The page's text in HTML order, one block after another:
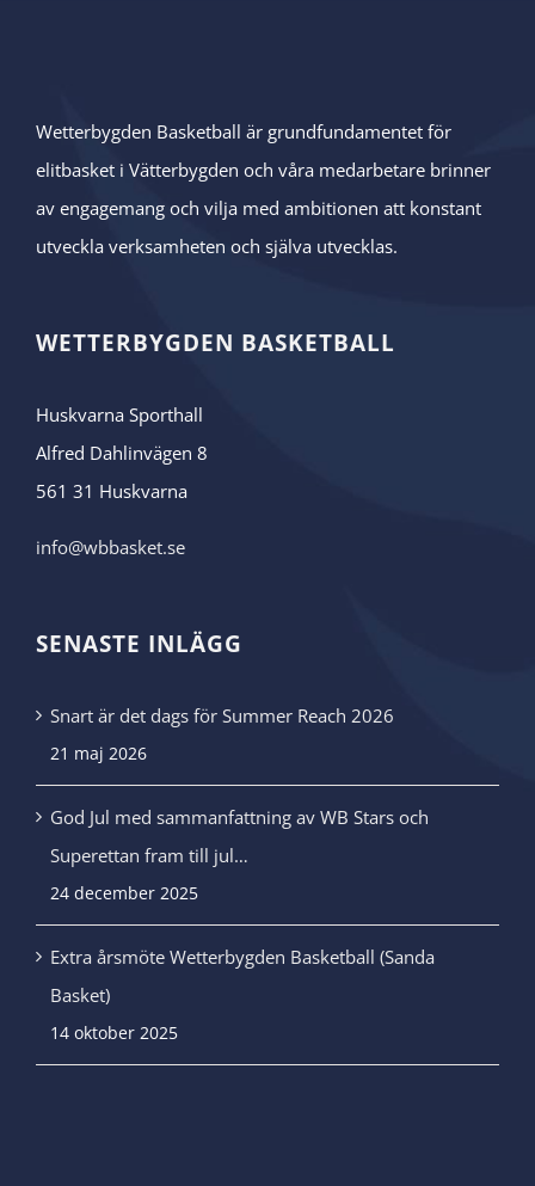
Wetterbygden Basketball är grundfundamentet för
elitbasket i Vätterbygden och våra medarbetare brinner
av engagemang och vilja med ambitionen att konstant
utveckla verksamheten och själva utvecklas.
WETTERBYGDEN BASKETBALL
Huskvarna Sporthall
Alfred Dahlinvägen 8
561 31 Huskvarna
info@wbbasket.se
SENASTE INLÄGG
Snart är det dags för Summer Reach 2026
21 maj 2026
God Jul med sammanfattning av WB Stars och
Superettan fram till jul…
24 december 2025
Extra årsmöte Wetterbygden Basketball (Sanda
Basket)
14 oktober 2025